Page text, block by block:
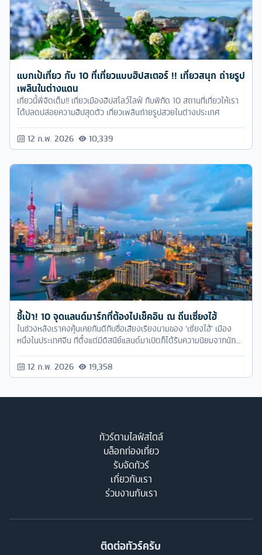
แบกเป้เที่ยว กับ 10 ที่เที่ยวแบบฮิปสเตอร์ !! เที่ยวสนุก ถ่ายรูป
เพลินในต่างแดน
เที่ยวนี้พี่จัดเต็ม!! เที่ยวเมืองฮิปสโลว์ไลฟ์ กับพิกัด 10 สถานที่เที่ยวให้เรา
ได้ปลดปล่อยความฮิปสุดตัว เที่ยวเพลินถ่ายรูปสวยในต่างประเทศ
12 ก.พ. 2026 10,339
ชี้เป้า! 10 จุดแลนด์มาร์กที่ต้องไปเช็คอิน ณ ถิ่นเซี่ยงไฮ้
ในช่วงหลังเราคงคุ้นเคยกันดีกับชื่อเสียงเรียงนามของ ‘เซี่ยงไฮ้’ เมือง
หนึ่งในประเทศจีน ที่ตั้งแต่มีดิสนีย์แลนด์มาเปิดก็ได้รับความนิยมจากนัก
ครับ ยังมีจุดแลนด์มาร์กเก๋ๆ อีกเพียบ รอให้ทุกคนไป Explore กันอยู่
12 ก.พ. 2026 19,358
ทัวร์ตามไลฟ์สไตล์
บล็อกท่องเที่ยว
รับจัดทัวร์
เกี่ยวกับเรา
ร่วมงานกับเรา
ติดต่อทัวร์ครับ